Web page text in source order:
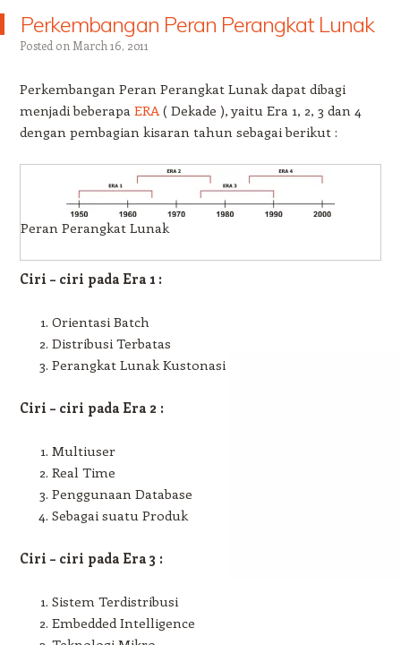
Perkembangan Peran Perangkat Lunak
Posted on March 16, 2011
Perkembangan Peran Perangkat Lunak dapat dibagi
menjadi beberapa ERA( Dekade ), yaitu Era 1, 2, 3 dan 4
dengan pembagian kisaran tahun sebagai berikut :
Peran Perangkat Lunak
Ciri – ciri pada Era 1 :
Orientasi Batch
Distribusi Terbatas
Perangkat Lunak Kustonasi
Ciri – ciri pada Era 2 :
Multiuser
Real Time
Penggunaan Database
Sebagai suatu Produk
Ciri – ciri pada Era 3 :
Sistem Terdistribusi
Embedded Intelligence